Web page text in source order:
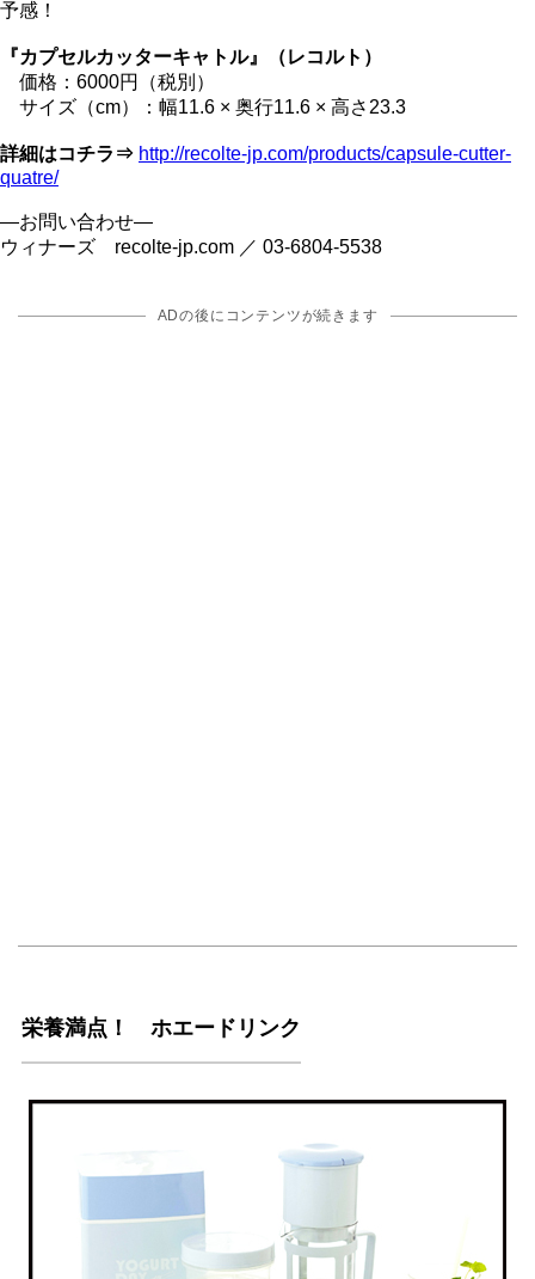
予感！
『カプセルカッターキャトル』（レコルト）
価格：6000円（税別）
サイズ（cm）：幅11.6 × 奥行11.6 × 高さ23.3
詳細はコチラ⇒ http://recolte-jp.com/products/capsule-cutter-
quatre/
―お問い合わせ―
ウィナーズ recolte-jp.com ／ 03-6804-5538
ADの後にコンテンツが続きます
栄養満点！ ホエードリンク